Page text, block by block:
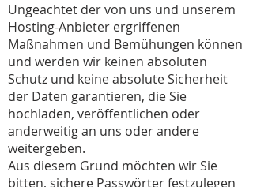
Ungeachtet der von uns und unserem
Hosting-Anbieter ergriffenen
Maßnahmen und Bemühungen können
und werden wir keinen absoluten
Schutz und keine absolute Sicherheit
der Daten garantieren, die Sie
hochladen, veröffentlichen oder
anderweitig an uns oder andere
weitergeben.
Aus diesem Grund möchten wir Sie
bitten, sichere Passwörter festzulegen